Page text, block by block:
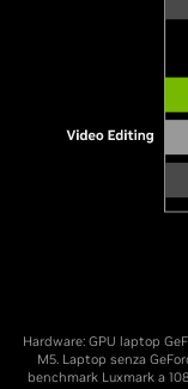
Hardware: GPU laptop
M5. Laptop senza
benchmark Luxmark a